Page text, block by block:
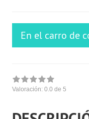
En el carro de
Valoración: 0.0 de 5